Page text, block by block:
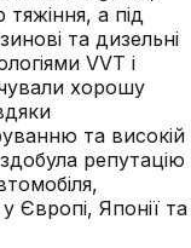
тяжіння, а під
та дизельні
VVT і
хорошу
та високій
репутацію
Європі, Японії та